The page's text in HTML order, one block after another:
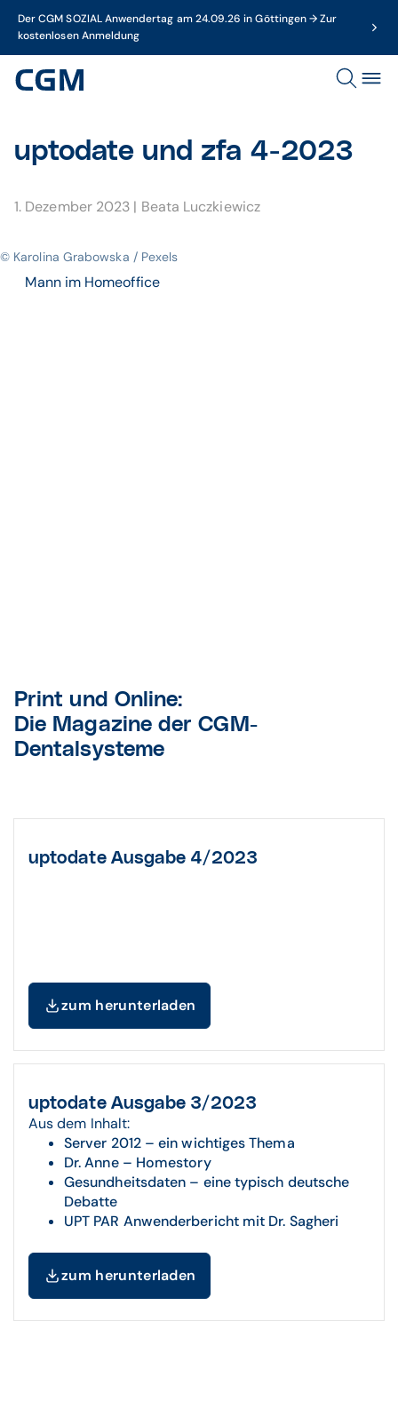
Der CGM SOZIAL Anwendertag am 24.09.26 in Göttingen → Zur
kostenlosen Anmeldung
uptodate und zfa 4-2023
1. Dezember 2023 | Beata Luczkiewicz
© Karolina Grabowska / Pexels
Mann im Homeoffice
Print und Online:
Die Magazine der CGM-
Dentalsysteme
uptodate Ausgabe 4/2023
zum herunterladen
uptodate Ausgabe 3/2023
Aus dem Inhalt:
Server 2012 – ein wichtiges Thema
Dr. Anne – Homestory
Gesundheitsdaten – eine typisch deutsche
Debatte
UPT PAR Anwenderbericht mit Dr. Sagheri
zum herunterladen